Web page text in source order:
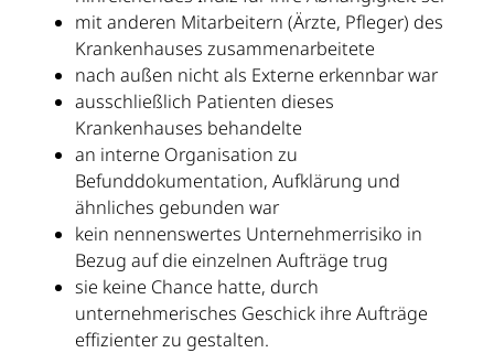
mit anderen Mitarbeitern (Ärzte, Pfleger) des
Krankenhauses zusammenarbeitete
nach außen nicht als Externe erkennbar war
ausschließlich Patienten dieses
Krankenhauses behandelte
an interne Organisation zu
Befunddokumentation, Aufklärung und
ähnliches gebunden war
kein nennenswertes Unternehmerrisiko in
Bezug auf die einzelnen Aufträge trug
sie keine Chance hatte, durch
unternehmerisches Geschick ihre Aufträge
effizienter zu gestalten.